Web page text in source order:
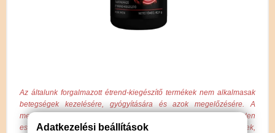
Az általunk forgalmazott étrend-kiegészítő termékek nem alkalmasak
betegségek kezelésére, gyógyítására és azok megelőzésére. A
megadott hatások egyénenként változhatnak, azokat nem minden
esetben igazolják vizsgálatok, csak tájékoztató jellegűek,
Adatkezelési beállítások